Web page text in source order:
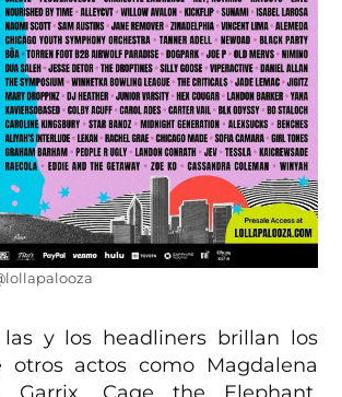
y los headliners brillan los
otros actos como Magdalena
Garrix, Cage the Elephant,